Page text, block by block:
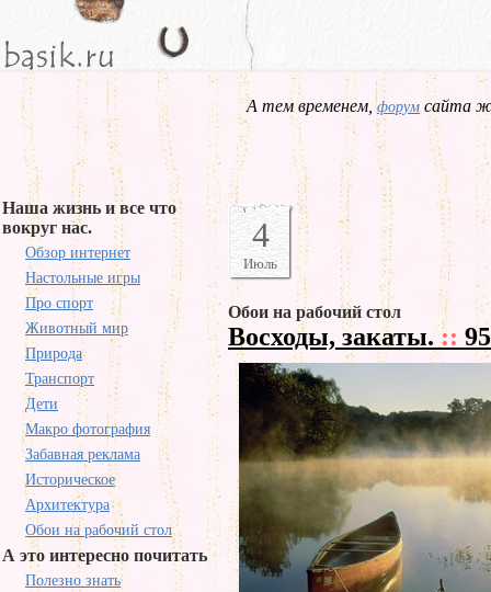
А тем временем,форум сайта
Наша жизнь и все что
вокруг нас.
Обзор интернет
Настольные игры
Про спорт
Животный мир
Природа
Транспорт
Дети
Макро фотография
Забавная реклама
Историческое
Архитектура
Обои на рабочий стол
А это интересно почитать
Полезно знать
4
Июль
Обои на рабочий стол
Восходы, закаты.::